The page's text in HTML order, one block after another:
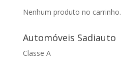
Nenhum produto no carrinho.
Automóveis Sadiauto
Classe A